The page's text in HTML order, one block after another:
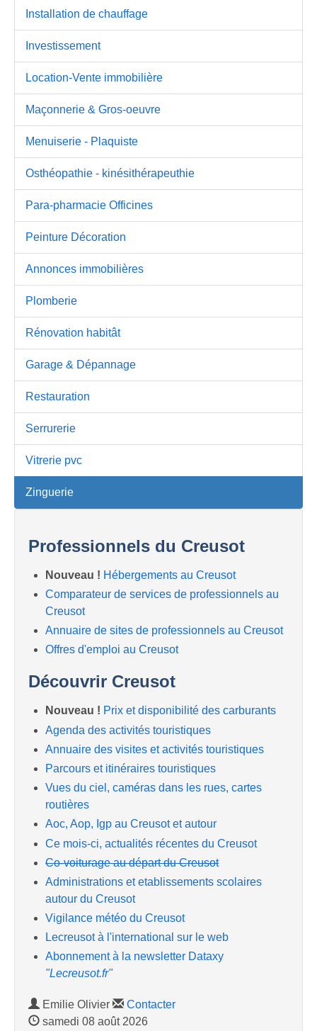
Installation de chauffage
Investissement
Location-Vente immobilière
Maçonnerie & Gros-oeuvre
Menuiserie - Plaquiste
Osthéopathie - kinésithérapeuthie
Para-pharmacie Officines
Peinture Décoration
Annonces immobilières
Plomberie
Rénovation habitât
Garage & Dépannage
Restauration
Serrurerie
Vitrerie pvc
Zinguerie
Professionnels du Creusot
Nouveau ! Hébergements au Creusot
Comparateur de services de professionnels au
Creusot
Annuaire de sites de professionnels au Creusot
Offres d'emploi au Creusot
Découvrir Creusot
Nouveau ! Prix et disponibilité des carburants
Agenda des activités touristiques
Annuaire des visites et activités touristiques
Parcours et itinéraires touristiques
Vues du ciel, caméras dans les rues, cartes
routières
Aoc, Aop, Igp au Creusot et autour
Ce mois-ci, actualités récentes du Creusot
Co-voiturage au départ du Creusot
Administrations et etablissements scolaires
autour du Creusot
Vigilance météo du Creusot
Lecreusot à l'international sur le web
Abonnement à la newsletter Dataxy
"Lecreusot.fr"
Emilie Olivier
Contacter
samedi 08 août 2026